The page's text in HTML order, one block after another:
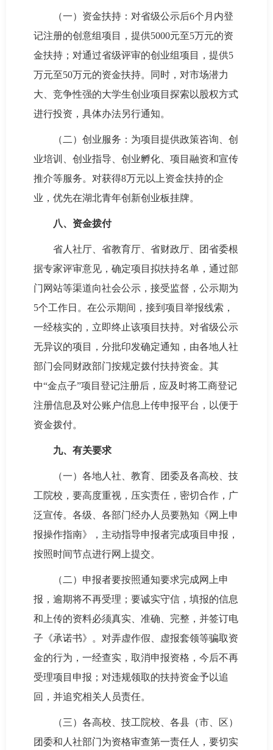
（一）资金扶持：对省级公示后6个月内登
记注册的创意组项目，提供5000元至5万元的资
金扶持；对通过省级评审的创业组项目，提供5
万元至50万元的资金扶持。同时，对市场潜力
大、竞争性强的大学生创业项目探索以股权方式
进行投资，具体办法另行通知。
（二）创业服务：为项目提供政策咨询、创
业培训、创业指导、创业孵化、项目融资和宣传
推介等服务。对获得8万元以上资金扶持的企
业，优先在湖北青年创新创业板挂牌。
八、资金拨付
省人社厅、省教育厅、省财政厅、团省委根
据专家评审意见，确定项目拟扶持名单，通过部
门网站等渠道向社会公示，接受监督，公示期为
5个工作日。在公示期间，接到项目举报线索，
一经核实的，立即终止该项目扶持。对省级公示
无异议的项目，分批印发确定通知，由各地人社
部门会同财政部门按规定拨付扶持资金。其
中“金点子”项目登记注册后，应及时将工商登记
注册信息及对公账户信息上传申报平台，以便于
资金拨付。
九、有关要求
（一）各地人社、教育、团委及各高校、技
工院校，要高度重视，压实责任，密切合作，广
泛宣传。各级、各部门经办人员要熟知《网上申
报操作指南》，主动指导申报者完成项目申报，
按照时间节点进行网上提交。
（二）申报者要按照通知要求完成网上申
报，逾期将不再受理；要诚实守信，填报的信息
和上传的资料必须真实、准确、完整，并签订电
子《承诺书》。对弄虚作假、虚报套领等骗取资
金的行为，一经查实，取消申报资格，今后不再
受理项目申报；对违规领取的扶持资金予以追
回，并追究相关人员责任。
（三）各高校、技工院校、各县（市、区）
团委和人社部门为资格审查第一责任人，要切实